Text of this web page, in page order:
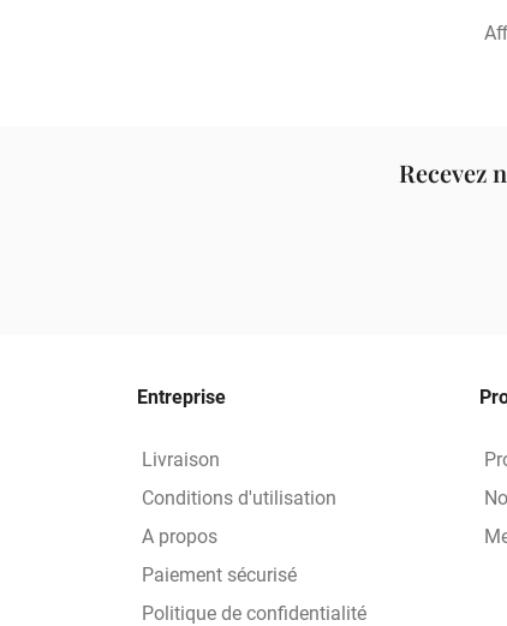
Recevez
Entreprise
Livraison
Conditions d'utilisation
A propos
Paiement sécurisé
Politique de confidentialité